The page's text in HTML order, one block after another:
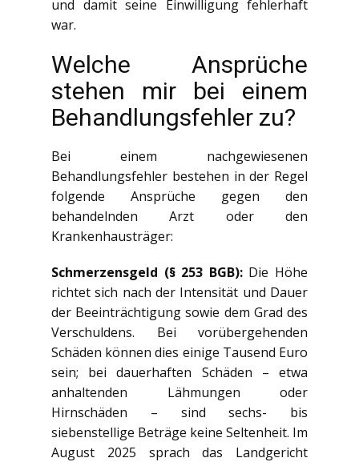
und damit seine Einwilligung fehlerhaft
war.
Welche Ansprüche
stehen mir bei einem
Behandlungsfehler zu?
Bei einem nachgewiesenen
Behandlungsfehler bestehen in der Regel
folgende Ansprüche gegen den
behandelnden Arzt oder den
Krankenhausträger:
Schmerzensgeld (§ 253 BGB):Die Höhe
richtet sich nach der Intensität und Dauer
der Beeinträchtigung sowie dem Grad des
Verschuldens. Bei vorübergehenden
Schäden können dies einige Tausend Euro
sein; bei dauerhaften Schäden – etwa
anhaltenden Lähmungen oder
Hirnschäden – sind sechs- bis
siebenstellige Beträge keine Seltenheit. Im
August 2025 sprach das Landgericht